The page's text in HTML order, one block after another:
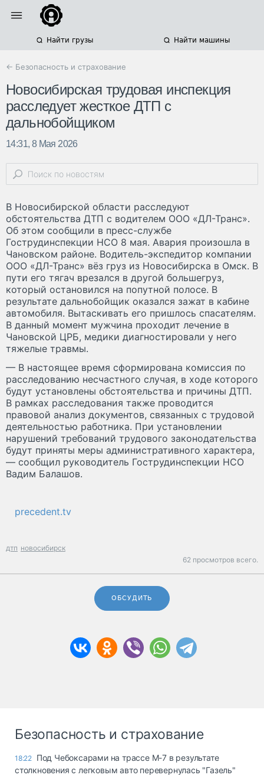
Найти грузы Найти машины
← Безопасность и страхование
Новосибирская трудовая инспекция
расследует жесткое ДТП с
дальнобойщиком
14:31, 8 Мая 2026
В Новосибирской области расследуют
обстоятельства ДТП с водителем ООО «ДЛ-Транс».
Об этом сообщили в пресс-службе
Гострудинспекции НСО 8 мая. Авария произошла в
Чановском районе. Водитель-экспедитор компании
ООО «ДЛ-Транс» вёз груз из Новосибирска в Омск. В
пути его тягач врезался в другой большегруз,
который остановился на попутной полосе. В
результате дальнобойщик оказался зажат в кабине
автомобиля. Вытаскивать его пришлось спасателям.
В данный момент мужчина проходит лечение в
Чановской ЦРБ, медики диагностировали у него
тяжелые травмы.
— В настоящее время сформирована комиссия по
расследованию несчастного случая, в ходе которого
будут установлены обстоятельства и причины ДТП.
В рамках расследования также проводится
правовой анализ документов, связанных с трудовой
деятельностью работника. При установлении
нарушений требований трудового законодательства
будут приняты меры административного характера,
— сообщил руководитель Гострудинспекции НСО
Вадим Балашов.
precedent.tv
дтп новосибирск
62 просмотров всего.
ОБСУДИТЬ
Безопасность и страхование
18:22 Под Чебоксарами на трассе М-7 в результате
столкновения с легковым авто перевернулась "Газель"